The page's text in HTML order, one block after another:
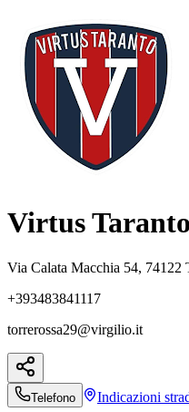
Virtus
Via Calata Macchia 54, 74122
+393483841117
torrerossa29@virgilio.it
Telefono Indicazioni